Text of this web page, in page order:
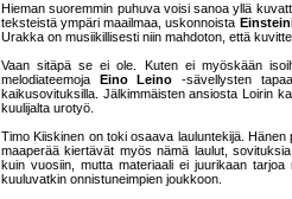
Hieman suoremmin puhuva voisi sanoa yllä
teksteistä ympäri maailmaa, uskonnoista Einstein
Urakka on musiikillisesti niin mahdoton, että
Vaan sitäpä se ei ole. Kuten ei myöskään
melodiateemoja
Eino Leino -sävellysten
kaikusovituksilla. Jälkimmäisten ansiosta Loirin
kuulijalta urotyö.
Timo Kiiskinen on toki osaava lauluntekijä.
maaperää kiertävät myös nämä laulut,
kuin vuosiin, mutta materiaali ei juurikaan tarjoa
kuuluvatkin onnistuneimpien joukkoon.